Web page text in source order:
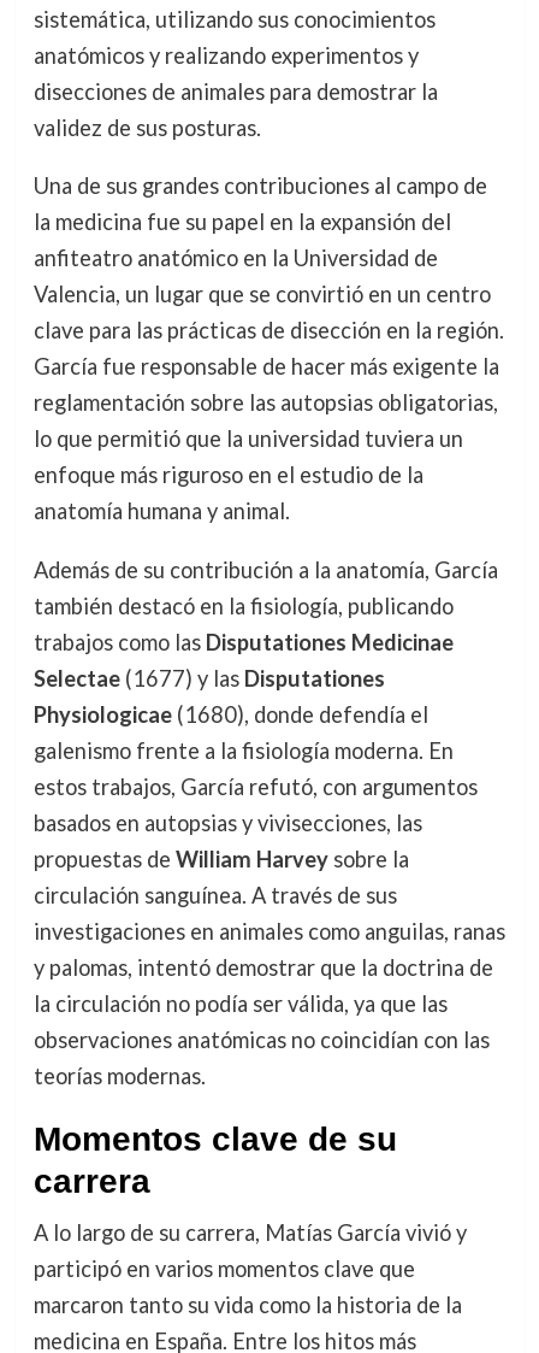
sistemática, utilizando sus conocimientos
anatómicos y realizando experimentos y
disecciones de animales para demostrar la
validez de sus posturas.
Una de sus grandes contribuciones al campo de
la medicina fue su papel en la expansión del
anfiteatro anatómico en la Universidad de
Valencia, un lugar que se convirtió en un centro
clave para las prácticas de disección en la región.
García fue responsable de hacer más exigente la
reglamentación sobre las autopsias obligatorias,
lo que permitió que la universidad tuviera un
enfoque más riguroso en el estudio de la
anatomía humana y animal.
Además de su contribución a la anatomía, García
también destacó en la fisiología, publicando
trabajos como las Disputationes Medicinae
Selectae(1677) y las Disputationes
Physiologicae(1680), donde defendía el
galenismo frente a la fisiología moderna. En
estos trabajos, García refutó, con argumentos
basados en autopsias y vivisecciones, las
propuestas de William Harveysobre la
circulación sanguínea. A través de sus
investigaciones en animales como anguilas, ranas
y palomas, intentó demostrar que la doctrina de
la circulación no podía ser válida, ya que las
observaciones anatómicas no coincidían con las
teorías modernas.
Momentos clave de su
carrera
A lo largo de su carrera, Matías García vivió y
participó en varios momentos clave que
marcaron tanto su vida como la historia de la
medicina en España. Entre los hitos más